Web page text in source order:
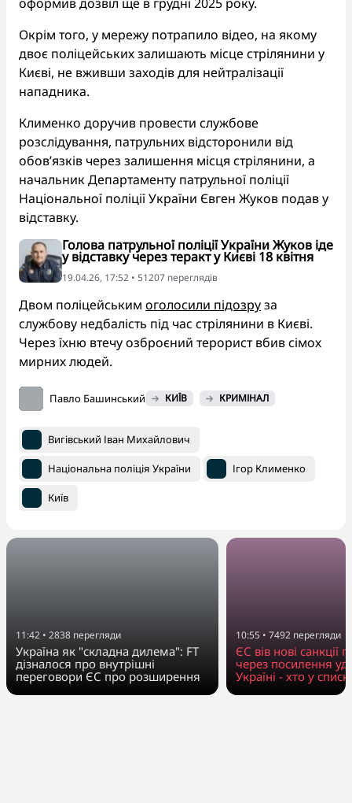
Окрім того, у мережу потрапило відео, на якому
двоє поліцейських залишають місце стрілянини у
Києві, не вживши заходів для нейтралізації
нападника.
Клименко доручив провести службове
розслідування, патрульних відсторонили від
обов’язків через залишення місця стрілянини, а
начальник Департаменту патрульної поліції
Національної поліції України Євген Жуков подав у
відставку.
Голова патрульної поліції України Жуков іде
у відставку через теракт у Києві 18 квітня
19.04.26, 17:52 • 51207 переглядiв
Двом поліцейським оголосили підозруза
службову недбалість під час стрілянини в Києві.
Через їхню втечу озброєний терорист вбив сімох
мирних людей.
Павло Башинський КИЇВ КРИМІНАЛ
Вигівський Іван Михайлович
Національна поліція України Ігор Клименко
Київ
11:42 • 2838 перегляди
Україна як "складна дилема": FT
дізналося про внутрішні
переговори ЄС про розширення
10:55 • 7492 перегляди
ЄС вів нові санкції
через посилення
Україні - хто у